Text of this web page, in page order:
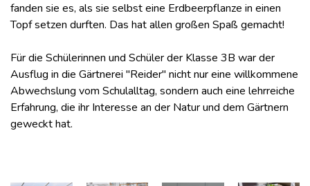
fanden sie es, als sie selbst eine Erdbeerpflanze in einen
Topf setzen durften. Das hat allen großen Spaß gemacht!
Für die Schülerinnen und Schüler der Klasse 3B war der
Ausflug in die Gärtnerei "Reider" nicht nur eine willkommene
Abwechslung vom Schulalltag, sondern auch eine lehrreiche
Erfahrung, die ihr Interesse an der Natur und dem Gärtnern
geweckt hat.